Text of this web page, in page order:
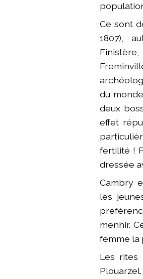
Ce sont
1807),
du
deux
effet
fertilité !
dressée
Cambry
les
menhir.
femme la
Les